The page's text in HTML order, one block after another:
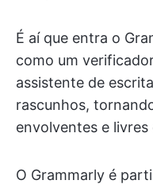
É aí que entra o
como um
assistente de
rascunhos,
envolventes e livres
O Grammarly é